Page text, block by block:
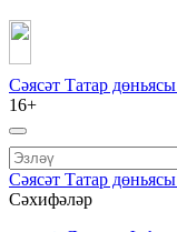
Сәясәт Татар дөньясы
16+
Сәясәт Татар дөньясы
Сәхифәләр